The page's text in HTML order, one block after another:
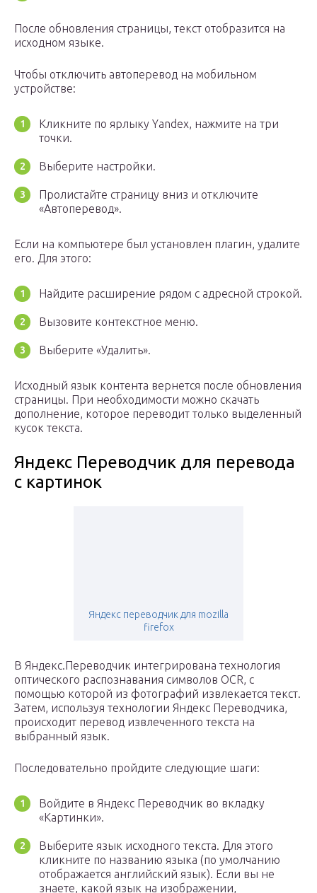
После обновления страницы, текст отобразится на
исходном языке.
Чтобы отключить автоперевод на мобильном
устройстве:
Кликните по ярлыку Yandex, нажмите на три
точки.
Выберите настройки.
Пролистайте страницу вниз и отключите
«Автоперевод».
Если на компьютере был установлен плагин, удалите
его. Для этого:
Найдите расширение рядом с адресной строкой.
Вызовите контекстное меню.
Выберите «Удалить».
Исходный язык контента вернется после обновления
страницы. При необходимости можно скачать
дополнение, которое переводит только выделенный
кусок текста.
Яндекс Переводчик для перевода
с картинок
Яндекс переводчик для mozilla
firefox
В Яндекс.Переводчик интегрирована технология
оптического распознавания символов OCR, с
помощью которой из фотографий извлекается текст.
Затем, используя технологии Яндекс Переводчика,
происходит перевод извлеченного текста на
выбранный язык.
Последовательно пройдите следующие шаги:
Войдите в Яндекс Переводчик во вкладку
«Картинки».
Выберите язык исходного текста. Для этого
кликните по названию языка (по умолчанию
отображается английский язык). Если вы не
знаете, какой язык на изображении,